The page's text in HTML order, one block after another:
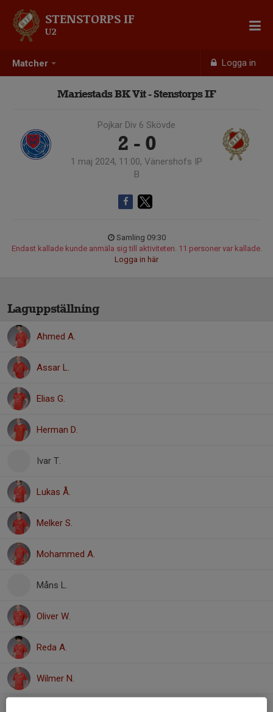
Matcher Logga in
STENSTORPS IF
U2
Mariestads BK Vit - Stenstorps IF
Pojkar Div 6 Skövde
2 - 0
1 maj 2024, 11:00, Vänershofs IP
B
Samling 09:30
Endast kallade kunde anmäla sig till aktiviteten. 11 personer var kallade.
Logga in här
Laguppställning
Ahmed A.
Assar L.
Elias G.
Herman D.
Ivar T.
Lukas Å.
Melker S.
Mohammed A.
Måns L.
Oliver W.
Reda A.
Wilmer N.